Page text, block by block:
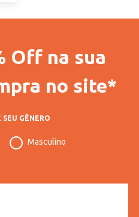
Off na sua
no site*
SEU GÊNERO
Masculino